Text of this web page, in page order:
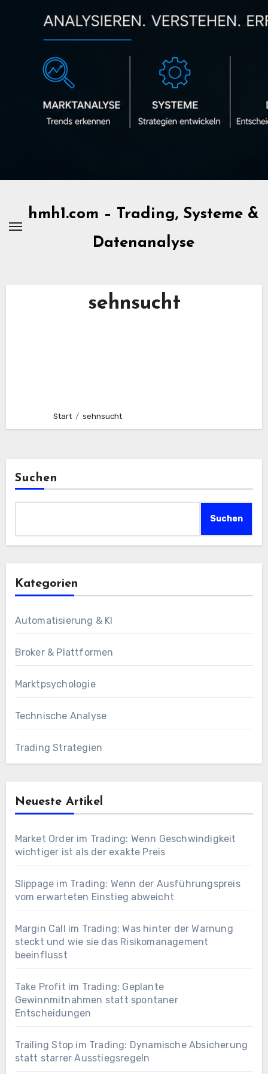
hmh1.com – Trading, Systeme &
Datenanalyse
sehnsucht
Start sehnsucht
Suchen
Suchen
Kategorien
Automatisierung & KI
Broker & Plattformen
Marktpsychologie
Technische Analyse
Trading Strategien
Neueste Artikel
Market Order im Trading: Wenn Geschwindigkeit
wichtiger ist als der exakte Preis
Slippage im Trading: Wenn der Ausführungspreis
vom erwarteten Einstieg abweicht
Margin Call im Trading: Was hinter der Warnung
steckt und wie sie das Risikomanagement
beeinflusst
Take Profit im Trading: Geplante
Gewinnmitnahmen statt spontaner
Entscheidungen
Trailing Stop im Trading: Dynamische Absicherung
statt starrer Ausstiegsregeln